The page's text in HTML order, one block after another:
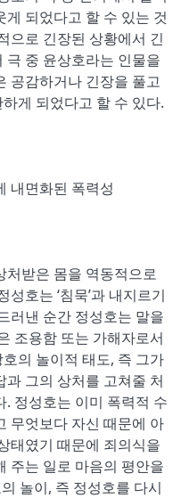
되었다고 할 수 있는 것
으로 긴장된 상황에서 긴
극 중 윤상호라는 인물을
공감하거나 긴장을 풀고
게 되었다고 할 수 있다.
내면화된 폭력성
처받은 몸을 역동적으로
호는 ‘침묵’과 내지르기
러낸 순간 정성호는 말을
조용함 또는 가해자로서
의 놀이적 태도, 즉 그가
그의 상처를 고쳐줄 처
정성호는 이미 폭력적 수
무엇보다 자신 때문에 아
태였기 때문에 죄의식을
주는 일로 마음의 평안을
놀이, 즉 정성호를 다시